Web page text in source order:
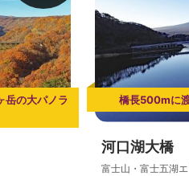
岳の大パノラ
橋長500mに
河口湖大橋
富士山・富士五湖